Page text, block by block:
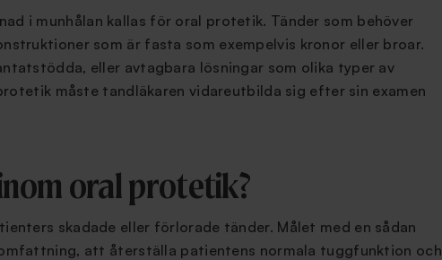
i munhålan kallas för oral protetik. Tänder som behöver
som är fasta som exempelvis kronor eller broar.
eller avtagbara lösningar som olika typer av
måste tandläkaren vidareutbilda sig efter sin examen
oral protetik?
skadade eller förlorade tänder. Målet med en sådan
att återställa patientens normala tuggfunktion och